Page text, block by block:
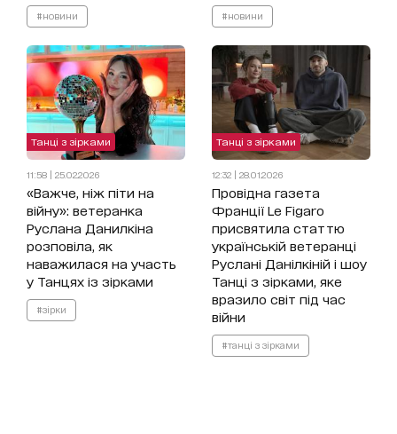
#новини #новини
Танці з зірками
11:58 | 25.02.2026
«Важче, ніж піти на
війну»: ветеранка
Руслана Данилкіна
розповіла, як
наважилася на участь
у Танцях із зірками
#зірки
Танці з зірками
12:32 | 28.01.2026
Провідна газета
Франції Le Figaro
присвятила статтю
українській ветеранці
Руслані Данілкіній і шоу
Танці з зірками, яке
вразило світ під час
війни
#танці з зірками